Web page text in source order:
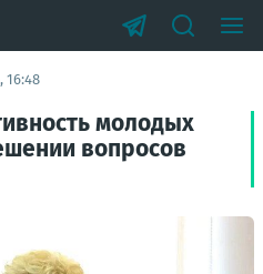
16:48
молодых
вопросов